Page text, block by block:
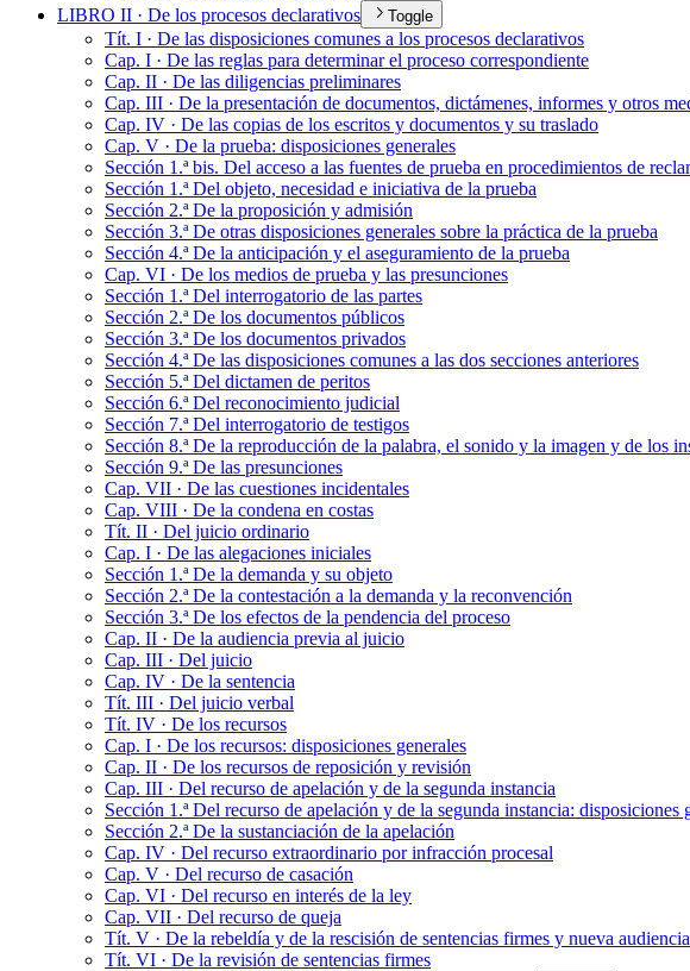
LIBRO II · De los procesos declarativos
Toggle
Tít. I · De las disposiciones comunes a los procesos declarativos
Cap. I · De las reglas para determinar el proceso correspondiente
Cap. II · De las diligencias preliminares
Cap. III · De la presentación de documentos, dictámenes, informes y otros
Cap. IV · De las copias de los escritos y documentos y su traslado
Cap. V · De la prueba: disposiciones generales
Sección 1.ª bis. Del acceso a las fuentes de prueba en procedimientos de
Sección 1.ª Del objeto, necesidad e iniciativa de la prueba
Sección 2.ª De la proposición y admisión
Sección 3.ª De otras disposiciones generales sobre la práctica de la prueba
Sección 4.ª De la anticipación y el aseguramiento de la prueba
Cap. VI · De los medios de prueba y las presunciones
Sección 1.ª Del interrogatorio de las partes
Sección 2.ª De los documentos públicos
Sección 3.ª De los documentos privados
Sección 4.ª De las disposiciones comunes a las dos secciones anteriores
Sección 5.ª Del dictamen de peritos
Sección 6.ª Del reconocimiento judicial
Sección 7.ª Del interrogatorio de testigos
Sección 8.ª De la reproducción de la palabra, el sonido y la imagen y de los
Sección 9.ª De las presunciones
Cap. VII · De las cuestiones incidentales
Cap. VIII · De la condena en costas
Tít. II · Del juicio ordinario
Cap. I · De las alegaciones iniciales
Sección 1.ª De la demanda y su objeto
Sección 2.ª De la contestación a la demanda y la reconvención
Sección 3.ª De los efectos de la pendencia del proceso
Cap. II · De la audiencia previa al juicio
Cap. III · Del juicio
Cap. IV · De la sentencia
Tít. III · Del juicio verbal
Tít. IV · De los recursos
Cap. I · De los recursos: disposiciones generales
Cap. II · De los recursos de reposición y revisión
Cap. III · Del recurso de apelación y de la segunda instancia
Sección 1.ª Del recurso de apelación y de la segunda instancia: disposiciones
Sección 2.ª De la sustanciación de la apelación
Cap. IV · Del recurso extraordinario por infracción procesal
Cap. V · Del recurso de casación
Cap. VI · Del recurso en interés de la ley
Cap. VII · Del recurso de queja
Tít. V · De la rebeldía y de la rescisión de sentencias firmes y nueva
Tít. VI · De la revisión de sentencias firmes